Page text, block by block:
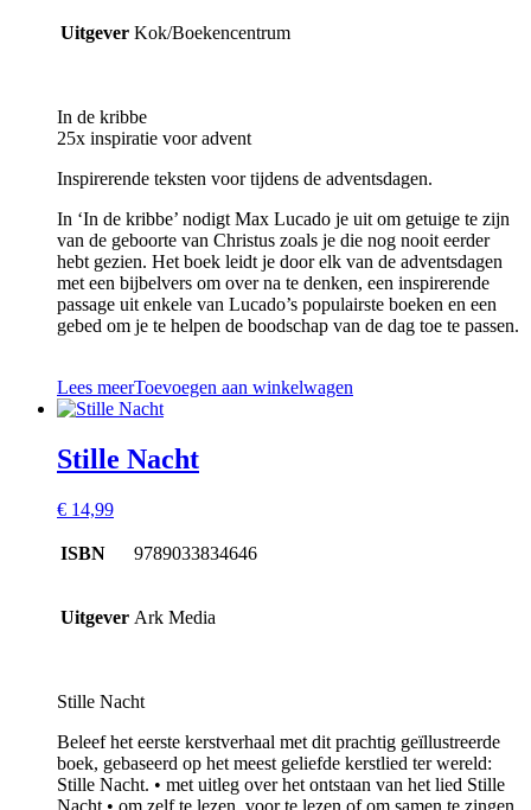
Uitgever Kok/Boekencentrum
In de kribbe
25x inspiratie voor advent
Inspirerende teksten voor tijdens de adventsdagen.
In ‘In de kribbe’ nodigt Max Lucado je uit om getuige te zijn
van de geboorte van Christus zoals je die nog nooit eerder
hebt gezien. Het boek leidt je door elk van de adventsdagen
met een bijbelvers om over na te denken, een inspirerende
passage uit enkele van Lucado’s populairste boeken en een
gebed om je te helpen de boodschap van de dag toe te passen.
Lees meerToevoegen aan winkelwagen
Stille Nacht
€ 14,99
ISBN 9789033834646
Uitgever Ark Media
Stille Nacht
Beleef het eerste kerstverhaal met dit prachtig geïllustreerde
boek, gebaseerd op het meest geliefde kerstlied ter wereld:
Stille Nacht. • met uitleg over het ontstaan van het lied Stille
Nacht • om zelf te lezen, voor te lezen of om samen te zingen